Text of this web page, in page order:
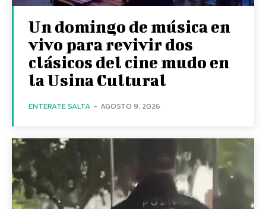
Un domingo de música en
vivo para revivir dos
clásicos del cine mudo en
la Usina Cultural
ENTERATE SALTA - AGOSTO 9, 2026